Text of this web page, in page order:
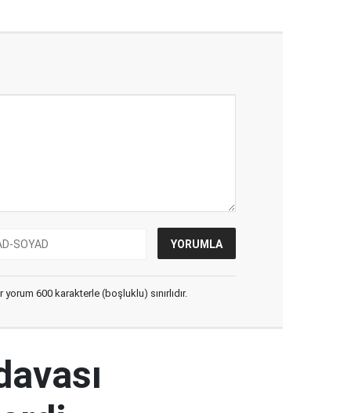
600 karakterle (boşluklu) sınırlıdır.